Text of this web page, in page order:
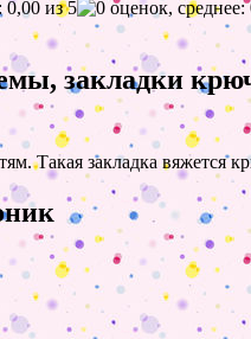
закладки
Такая закладка